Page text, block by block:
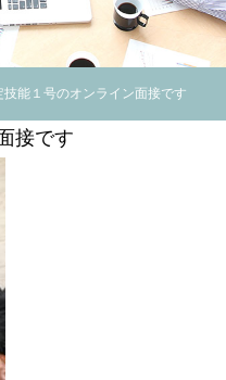
技能１号のオンライン面接です
接です